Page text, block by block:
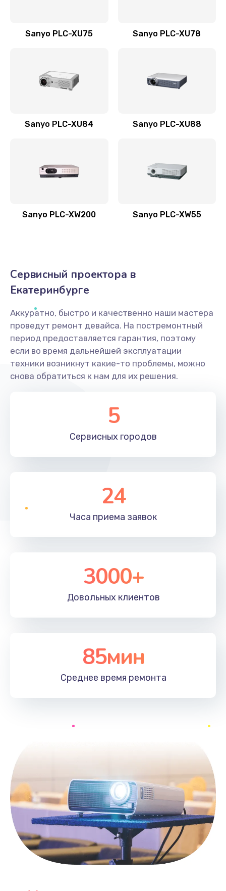
Sanyo PLC-XU75 Sanyo PLC-XU78
Sanyo PLC-XU84 Sanyo PLC-XU88
Sanyo PLC-XW200 Sanyo PLC-XW55
Сервисный проектора в
Екатеринбурге
Аккуратно, быстро и качественно наши мастера
проведут ремонт девайса. На постремонтный
период предоставляется гарантия, поэтому
если во время дальнейшей эксплуатации
техники возникнут какие-то проблемы, можно
снова обратиться к нам для их решения.
5
Сервисных городов
24
Часа приема заявок
3000+
Довольных клиентов
85мин
Среднее время ремонта